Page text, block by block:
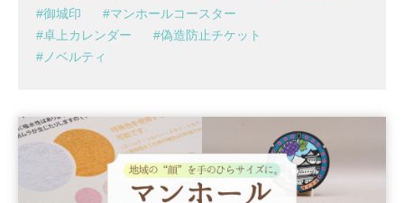
御城印
マンホールコースター
卓上カレンダー
偽造防止チケット
ノベルティ